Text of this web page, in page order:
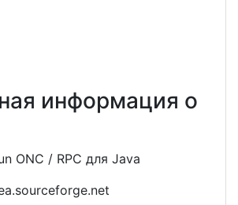
информация о
ONC / RPC для Java